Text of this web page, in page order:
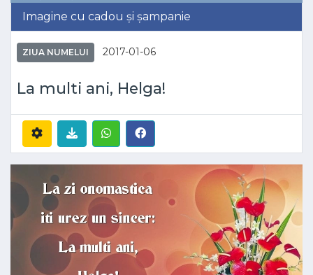
Imagine cu cadou și șampanie
ZIUA NUMELUI 2017-01-06
La multi ani, Helga!